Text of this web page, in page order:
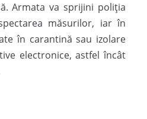
Armata va sprijini poliția
măsurilor, iar în
în carantină sau izolare
electronice, astfel încât